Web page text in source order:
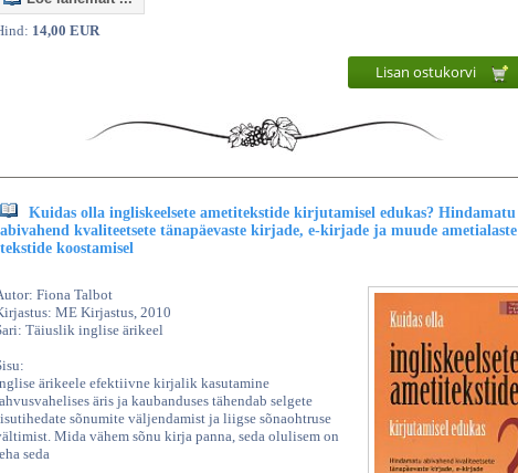
14,00 EUR
Lisan ostukorvi
Kuidas olla ingliskeelsete ametitekstide kirjutamisel edukas? Hindamatu
abivahend kvaliteetsete tänapäevaste kirjade, e-kirjade ja muude ametialaste
tekstide koostamisel
Fiona Talbot
ME Kirjastus, 2010
Täiuslik inglise ärikeel
ärikeele efektiivne kirjalik kasutamine
äris ja kaubanduses tähendab selgete
sõnumite väljendamist ja liigse sõnaohtruse
Mida vähem sõnu kirja panna, seda olulisem on
seda